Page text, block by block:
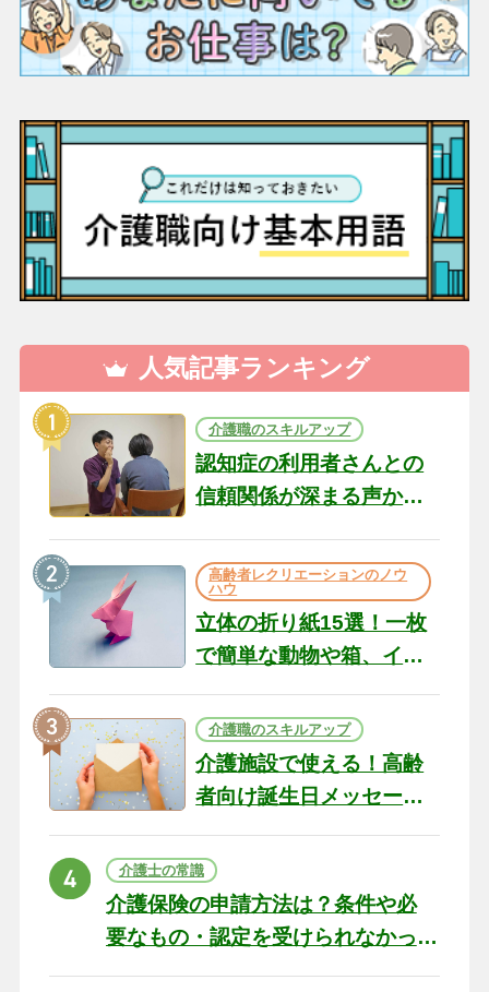
人気記事ランキング
介護職のスキルアップ
認知症の利用者さんとの
信頼関係が深まる声かけ
の現場から（22）
高齢者レクリエーションのノウ
ハウ
立体の折り紙15選！一枚
で簡単な動物や箱、イン
介護職のスキルアップ
介護施設で使える！高齢
者向け誕生日メッセージ
ト
介護士の常識
介護保険の申請方法は？条件や必
要なもの・認定を受けられなかっ